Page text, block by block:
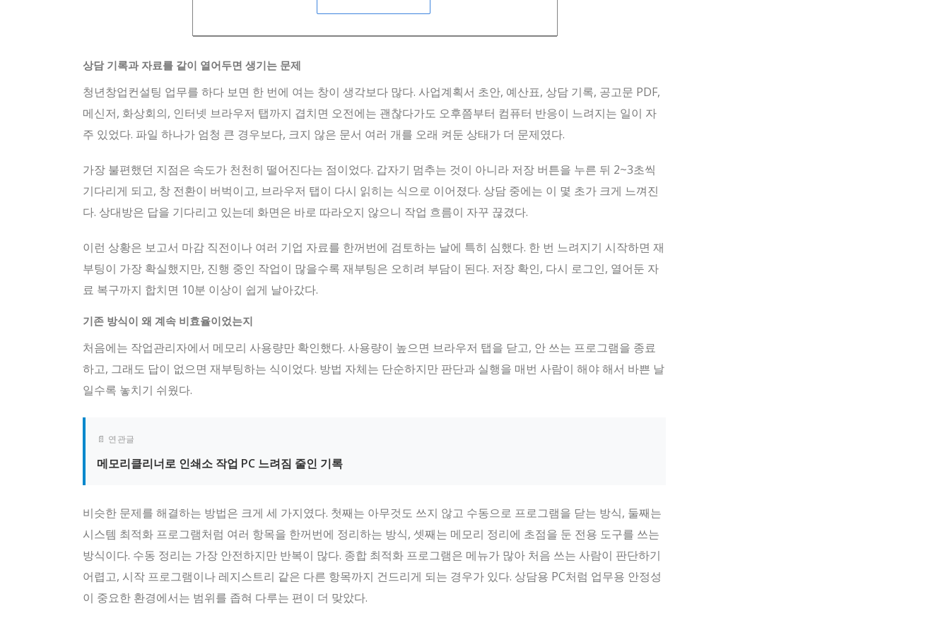
상담 기록과 자료를 같이 열어두면 생기는 문제
청년창업컨설팅 업무를 하다 보면 한 번에 여는 창이 생각보다 많다. 사업계획서 초안, 예산표, 상담 기록, 공고문 PDF,
메신저, 화상회의, 인터넷 브라우저 탭까지 겹치면 오전에는 괜찮다가도 오후쯤부터 컴퓨터 반응이 느려지는 일이 자
주 있었다. 파일 하나가 엄청 큰 경우보다, 크지 않은 문서 여러 개를 오래 켜둔 상태가 더 문제였다.
가장 불편했던 지점은 속도가 천천히 떨어진다는 점이었다. 갑자기 멈추는 것이 아니라 저장 버튼을 누른 뒤 2~3초씩
기다리게 되고, 창 전환이 버벅이고, 브라우저 탭이 다시 읽히는 식으로 이어졌다. 상담 중에는 이 몇 초가 크게 느껴진
다. 상대방은 답을 기다리고 있는데 화면은 바로 따라오지 않으니 작업 흐름이 자꾸 끊겼다.
이런 상황은 보고서 마감 직전이나 여러 기업 자료를 한꺼번에 검토하는 날에 특히 심했다. 한 번 느려지기 시작하면 재
부팅이 가장 확실했지만, 진행 중인 작업이 많을수록 재부팅은 오히려 부담이 된다. 저장 확인, 다시 로그인, 열어둔 자
료 복구까지 합치면 10분 이상이 쉽게 날아갔다.
기존 방식이 왜 계속 비효율이었는지
처음에는 작업관리자에서 메모리 사용량만 확인했다. 사용량이 높으면 브라우저 탭을 닫고, 안 쓰는 프로그램을 종료
하고, 그래도 답이 없으면 재부팅하는 식이었다. 방법 자체는 단순하지만 판단과 실행을 매번 사람이 해야 해서 바쁜 날
일수록 놓치기 쉬웠다.
📄 연관글
메모리클리너로 인쇄소 작업 PC 느려짐 줄인 기록
비슷한 문제를 해결하는 방법은 크게 세 가지였다. 첫째는 아무것도 쓰지 않고 수동으로 프로그램을 닫는 방식, 둘째는
시스템 최적화 프로그램처럼 여러 항목을 한꺼번에 정리하는 방식, 셋째는 메모리 정리에 초점을 둔 전용 도구를 쓰는
방식이다. 수동 정리는 가장 안전하지만 반복이 많다. 종합 최적화 프로그램은 메뉴가 많아 처음 쓰는 사람이 판단하기
어렵고, 시작 프로그램이나 레지스트리 같은 다른 항목까지 건드리게 되는 경우가 있다. 상담용 PC처럼 업무용 안정성
이 중요한 환경에서는 범위를 좁혀 다루는 편이 더 맞았다.